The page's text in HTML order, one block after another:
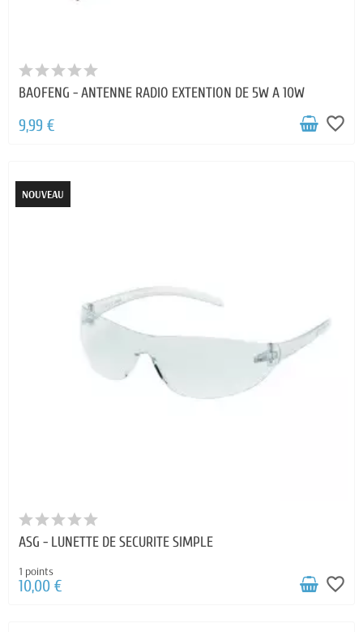
BAOFENG - ANTENNE RADIO EXTENTION DE 5W A 10W
9,99 € favorite_border
NOUVEAU
ASG - LUNETTE DE SECURITE SIMPLE
1 points
10,00 € favorite_border